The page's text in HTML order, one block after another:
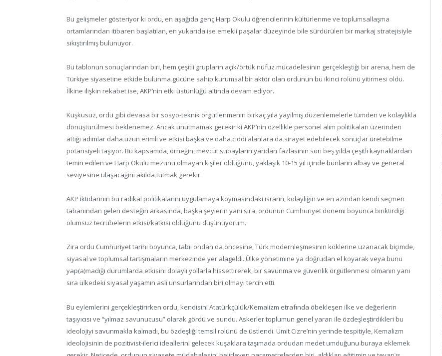
Bu gelişmeler gösteriyor ki ordu, en aşağıda genç Harp Okulu öğrencilerinin kültürlenme ve toplumsallaşma
ortamlarından itibaren başlatılan, en yukarıda ise emekli paşalar düzeyinde bile sürdürülen bir markaj stratejisiyle
sıkıştırılmış bulunuyor.
Bu tablonun sonuçlarından biri, hem çeşitli grupların açık/örtük nüfuz mücadelesinin gerçekleştiği bir arena, hem de
Türkiye siyasetine etkide bulunma gücüne sahip kurumsal bir aktör olan ordunun bu ikinci rolünü yitirmesi oldu.
İlkine ilişkin rekabet ise, AKP’nin etki üstünlüğü altında devam ediyor.
Kuşkusuz, ordu gibi devasa bir sosyo-teknik örgütlenmenin birkaç yıla yayılmış düzenlemelerle tümden ve kolaylıkla
dönüştürülmesi beklenemez. Ancak unutmamak gerekir ki AKP’nin özellikle personel alım politikaları üzerinden
attığı adımlar daha uzun erimli ve etkisi başka ve daha ciddi alanlara da sirayet edebilecek sonuçlar üretebilme
potansiyeli taşıyor. Bu kapsamda, örneğin, mevcut subayların yarıdan fazlasının son beş yılda çeşitli kaynaklardan
temin edilen ve Harp Okulu mezunu olmayan kişiler olduğunu, yaklaşık 10-15 yıl içinde bunların albay ve general
seviyesine ulaşacağını akılda tutmak gerekir.
AKP iktidarının bu radikal politikalarını uygulamaya koymasındaki ısrarın, kolaylığın ve en azından kendi seçmen
tabanından gelen desteğin arkasında, başka şeylerin yanı sıra, ordunun Cumhuriyet dönemi boyunca biriktirdiği
olumsuz tecrübelerin etkisi/katkısı olduğunu düşünüyorum.
Zira ordu Cumhuriyet tarihi boyunca, tabii ondan da öncesine, Türk modernleşmesinin köklerine uzanacak biçimde,
siyasal ve toplumsal tartışmaların merkezinde yer alageldi. Ülke yönetimine ya doğrudan el koyarak veya bunu
yap(a)madığı durumlarda etkisini dolaylı yollarla hissettirerek, bir savunma ve güvenlik örgütlenmesi olmanın yanı
sıra ülkedeki siyasal yaşamın asli unsurlarından biri olmayı tercih etti.
Bu eylemlerini gerçekleştirirken ordu, kendisini Atatürkçülük/Kemalizm etrafında öbekleşen ilke ve değerlerin
taşıyıcısı ve “yılmaz savunucusu” olarak gördü ve sundu. Askerler toplumun genel yararı ile özdeşleştirdikleri bu
ideolojiyi savunmakla kalmadı, bu özdeşliği temsil rolünü de üstlendi. Ümit Cizre’nin yerinde tespitiyle, Kemalizm
ideolojisinin de pozitivist-ilerici ideallerini gelecek kuşaklara taşımada ordudan medet umduğunu buraya eklemek